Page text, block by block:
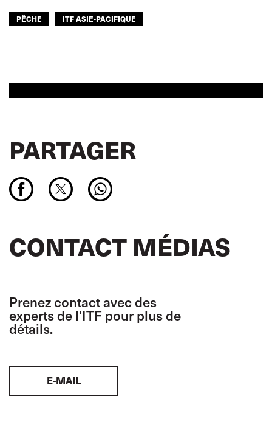
PÊCHE ITF ASIE-PACIFIQUE
PARTAGER
CONTACT MÉDIAS
Prenez contact avec des
experts de l'ITF pour plus de
détails.
E-MAIL